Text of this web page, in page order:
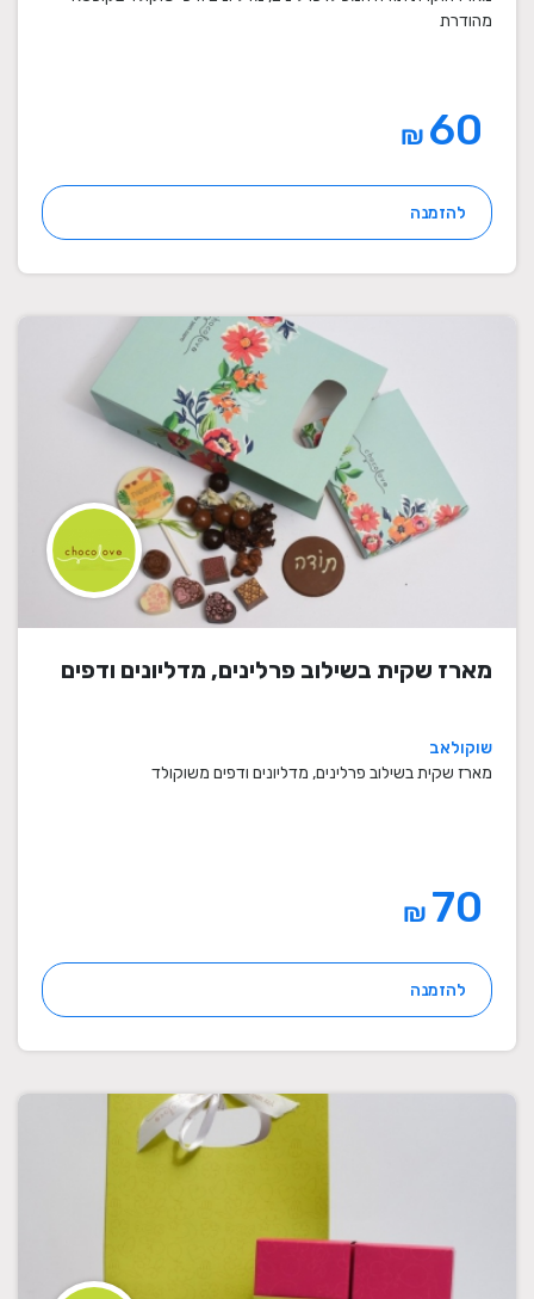
מהודרת
₪
להזמנה
מארז שקית בשילוב פרלינים, מדליונים ודפים
שוקולאב
מארז שקית בשילוב פרלינים, מדליונים ודפים משוקולד
₪
להזמנה